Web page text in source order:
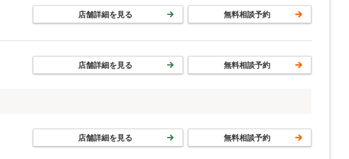
店舗詳細を見る 無料相談予約
店舗詳細を見る 無料相談予約
店舗詳細を見る 無料相談予約